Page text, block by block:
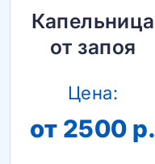
Капельница
от запоя
Цена:
от 2500 р.